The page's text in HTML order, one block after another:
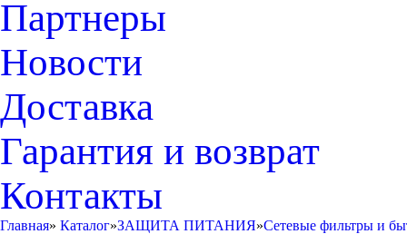
Партнеры
Новости
Доставка
Гарантия и возврат
Контакты
Главная» Каталог»ЗАЩИТА ПИТАНИЯ»Сетевые фильтры и